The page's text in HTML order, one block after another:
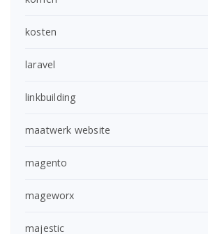
kosten
laravel
linkbuilding
maatwerk website
magento
mageworx
majestic